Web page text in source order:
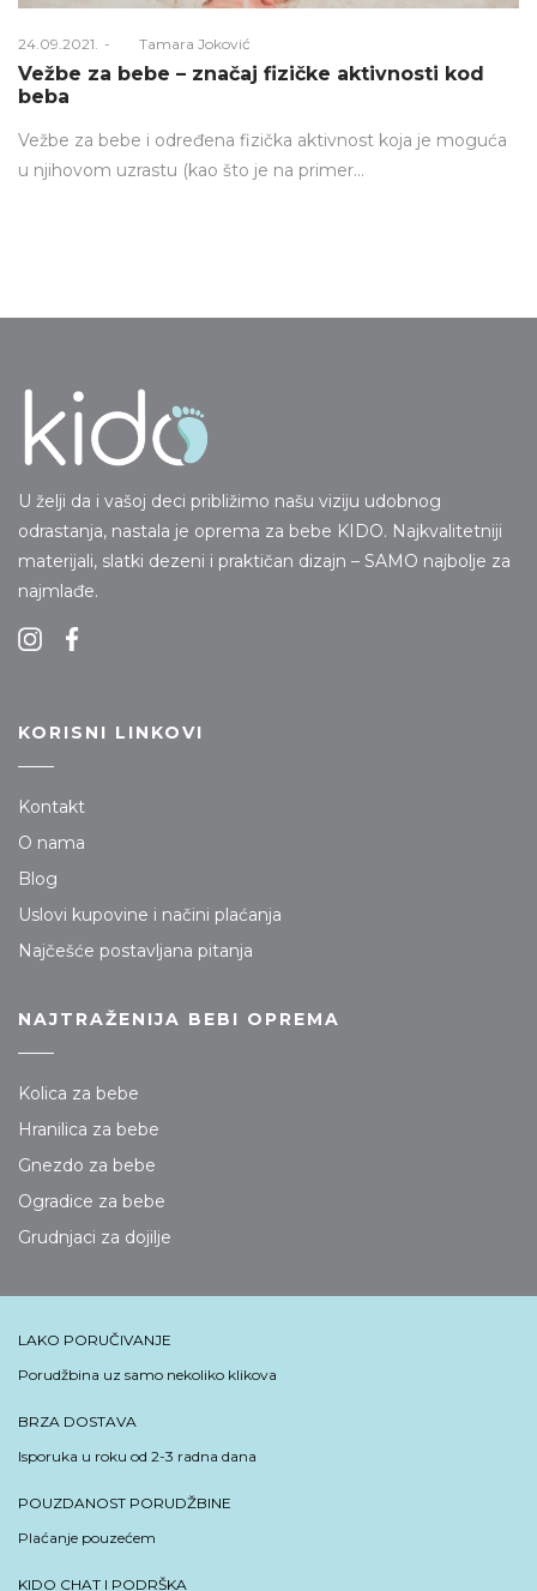
Posted
on
24.09.2021. OdTamara Joković
Vežbe za bebe – značaj fizičke aktivnosti kod
beba
Vežbe za bebe i određena fizička aktivnost koja je moguća
u njihovom uzrastu (kao što je na primer…
U želji da i vašoj deci približimo našu viziju udobnog
odrastanja, nastala je oprema za bebe KIDO. Najkvalitetniji
materijali, slatki dezeni i praktičan dizajn – SAMO najbolje za
najmlađe.
KORISNI LINKOVI
Kontakt
O nama
Blog
Uslovi kupovine i načini plaćanja
Najčešće postavljana pitanja
NAJTRAŽENIJA BEBI OPREMA
Kolica za bebe
Hranilica za bebe
Gnezdo za bebe
Ogradice za bebe
Grudnjaci za dojilje
LAKO PORUČIVANJE
Porudžbina uz samo nekoliko klikova
BRZA DOSTAVA
Isporuka u roku od 2-3 radna dana
POUZDANOST PORUDŽBINE
Plaćanje pouzećem
KIDO CHAT I PODRŠKA